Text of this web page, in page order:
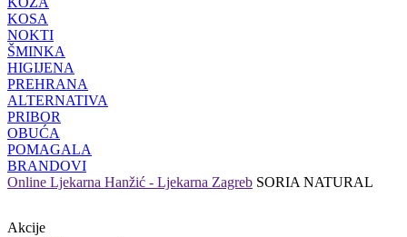
KOSA
NOKTI
ŠMINKA
HIGIJENA
PREHRANA
ALTERNATIVA
PRIBOR
OBUĆA
POMAGALA
BRANDOVI
Online Ljekarna Hanžić - Ljekarna Zagreb SORIA NATURAL
Akcije